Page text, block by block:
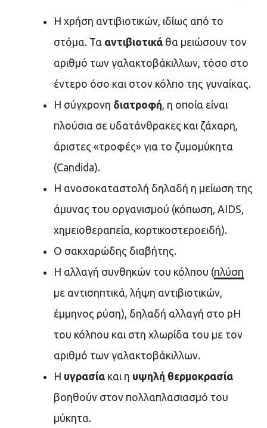
Η χρήση αντιβιοτικών, ιδίως από το
στόμα. Τα αντιβιοτικά θα μειώσουν τον
αριθμό των γαλακτοβάκιλλων, τόσο στο
έντερο όσο και στον κόλπο της γυναίκας.
Η σύγχρονη διατροφή, η οποία είναι
πλούσια σε υδατάνθρακες και ζάχαρη,
άριστες «τροφές» για το ζυμομύκητα
(Candida).
Η ανοσοκαταστολή δηλαδή η μείωση της
άμυνας του οργανισμού (κόπωση, AIDS,
χημειοθεραπεία, κορτικοστεροειδή).
O σακχαρώδης διαβήτης.
Η αλλαγή συνθηκών του κόλπου (πλύση
με αντισηπτικά, λήψη αντιβιοτικών,
έμμηνος ρύση), δηλαδή αλλαγή στο pH
του κόλπου και στη χλωρίδα του με τον
αριθμό των γαλακτοβάκιλλων.
Η υγρασία και η υψηλή θερμοκρασία
βοηθούν στον πολλαπλασιασμό του
μύκητα.